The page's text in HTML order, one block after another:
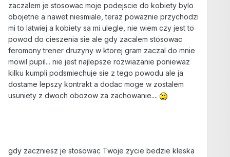
zaczalem je stosowac moje podejscie do kobiety bylo
obojetne a nawet niesmiale, teraz powaznie przychodzi
mi to latwiej a kobiety sa mi ulegle, nie wiem czy jest to
powod do cieszenia sie ale gdy zacalem stosowac
feromony trener druzyny w ktorej gram zaczal do mnie
mowil pupil... nie jest najlepsze rozwiazanie poniewaz
kilku kumpli podsmiechuje sie z tego powodu ale ja
dostame lepszy kontrakt a dodac moge w zostalem
usuniety z dwoch obozow za zachowanie....
gdy zaczniesz je stosowac Twoje zycie bedzie kleska